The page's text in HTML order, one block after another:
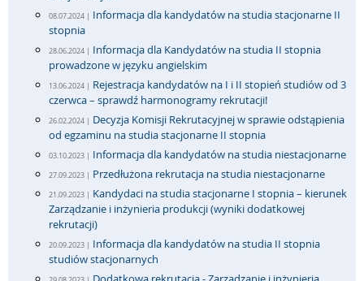
08.07.2024 | Informacja dla kandydatów na studia stacjonarne II
stopnia
28.06.2024 | Informacja dla Kandydatów na studia II stopnia
prowadzone w języku angielskim
13.06.2024 | Rejestracja kandydatów na I i II stopień studiów od 3
czerwca – sprawdź harmonogramy rekrutacji!
26.02.2024 | Decyzja Komisji Rekrutacyjnej w sprawie odstąpienia
od egzaminu na studia stacjonarne II stopnia
03.10.2023 | Informacja dla kandydatów na studia niestacjonarne
27.09.2023 | Przedłużona rekrutacja na studia niestacjonarne
21.09.2023 | Kandydaci na studia stacjonarne I stopnia – kierunek
Zarządzanie i inżynieria produkcji (wyniki dodatkowej
rekrutacji)
20.09.2023 | Informacja dla kandydatów na studia II stopnia
studiów stacjonarnych